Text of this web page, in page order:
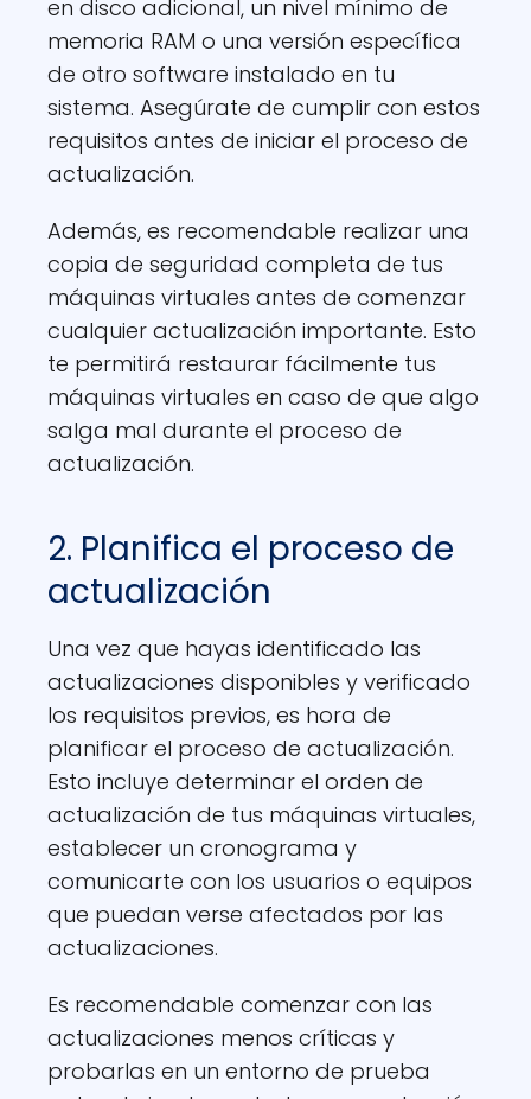
en disco adicional, un nivel mínimo de
memoria RAM o una versión específica
de otro software instalado en tu
sistema. Asegúrate de cumplir con estos
requisitos antes de iniciar el proceso de
actualización.
Además, es recomendable realizar una
copia de seguridad completa de tus
máquinas virtuales antes de comenzar
cualquier actualización importante. Esto
te permitirá restaurar fácilmente tus
máquinas virtuales en caso de que algo
salga mal durante el proceso de
actualización.
2. Planifica el proceso de
actualización
Una vez que hayas identificado las
actualizaciones disponibles y verificado
los requisitos previos, es hora de
planificar el proceso de actualización.
Esto incluye determinar el orden de
actualización de tus máquinas virtuales,
establecer un cronograma y
comunicarte con los usuarios o equipos
que puedan verse afectados por las
actualizaciones.
Es recomendable comenzar con las
actualizaciones menos críticas y
probarlas en un entorno de prueba